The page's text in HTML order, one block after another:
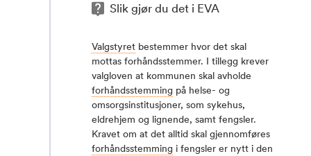
Slik gjør du det i EVA
Valgstyret bestemmer hvor det skal
mottas forhåndsstemmer. I tillegg krever
valgloven at kommunen skal avholde
forhåndsstemming på helse- og
omsorgsinstitusjoner, som sykehus,
eldrehjem og lignende, samt fengsler.
Kravet om at det alltid skal gjennomføres
forhåndsstemming i fengsler er nytt i den